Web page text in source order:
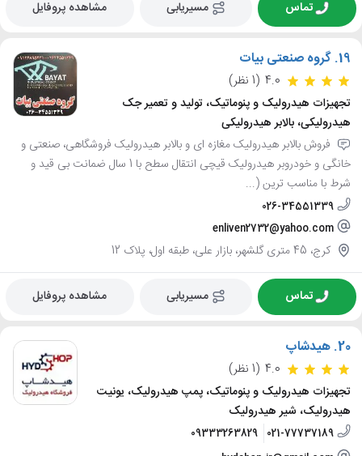
تماس مسیریابی مشاهده پروفایل
19. گروه صنعتی بیات
4.0 (1 نظر)
تجهیزات هیدرولیک و پنوماتیک، تولید و تعمیر جک
هیدرولیکی، بالابر هیدرولیکی
فروش بالابر هیدرولیک مغازه ای و بالابر هیدرولیک فروشگاهی، صنعتی و
خانگی و خودروبر هیدرولیک قیچی انتقال سطح با 1 سال ضمانت بی قید و
شرط با مناسب ترین (...
026-34551339
enliven2732@yahoo.com
کرج، 45 متری گلشهر، بازار علی، طبقه اول، پلاک 12
تماس مسیریابی مشاهده پروفایل
20. هیدشاپ
4.0 (1 نظر)
تجهیزات هیدرولیک و پنوماتیک، پمپ هیدرولیک، یونیت
هیدرولیک، شیر هیدرولیک
021-77737189
09333263829